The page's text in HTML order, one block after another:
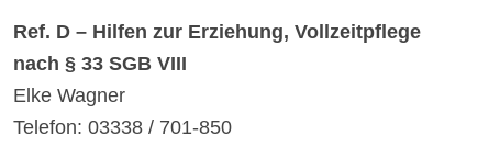
Ref. D – Hilfen zur Erziehung, Vollzeitpflege
nach § 33 SGB VIII
Elke Wagner
Telefon: 03338 / 701-850